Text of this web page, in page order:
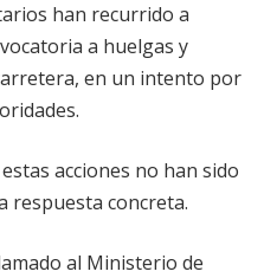
han recurrido a
a huelgas y
en un intento por
acciones no han sido
respuesta concreta.
al Ministerio de